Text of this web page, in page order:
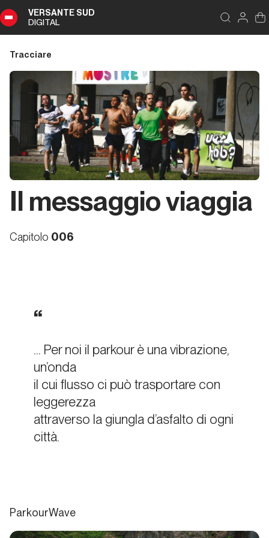
VERSANTE SUD
DIGITAL
Capitoli
Sommario
Capitoli
Contestualizzazione
delle
Prefazione
Introduzione
002
Capitolo003
Il messaggio viaggia
Tracciare
Capitolo 006
... Per noi il parkour è una vibrazione,
un’onda
il cui flusso ci può trasportare con
leggerezza
attraverso la giungla d’asfalto di ogni
città.
ParkourWave